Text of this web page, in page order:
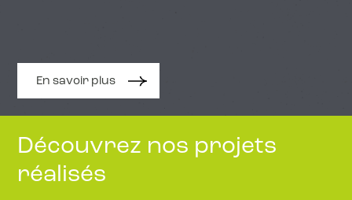
En savoir plus
Découvrez nos projets
réalisés